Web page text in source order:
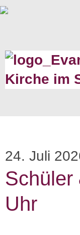
24. Juli
Schüler
Uhr